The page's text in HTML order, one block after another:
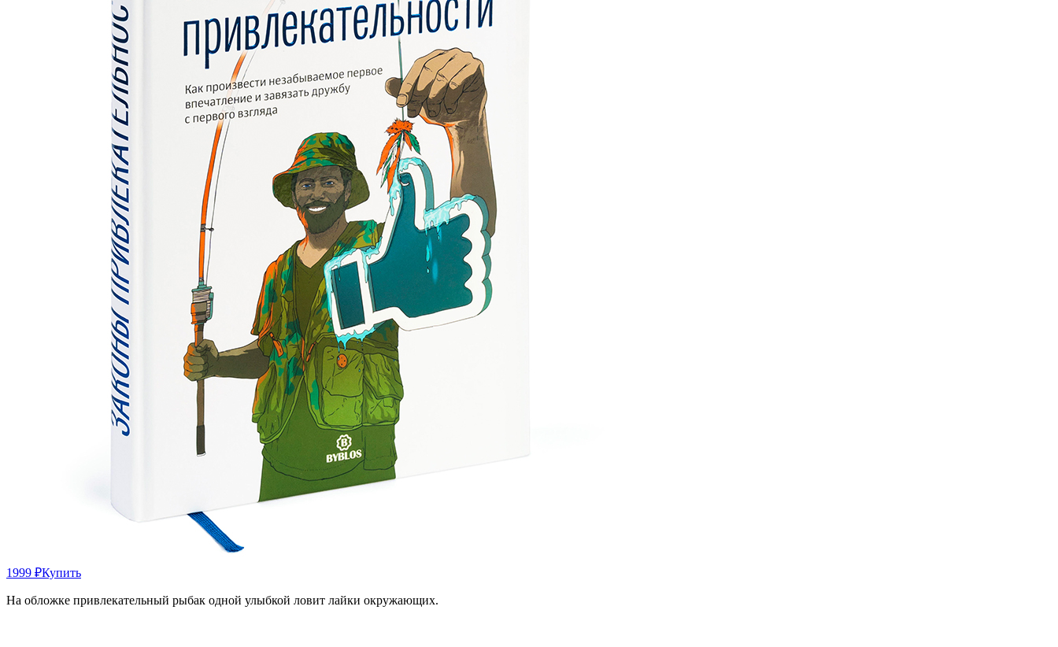
1999 ₽Купить
На обложке привлекательный рыбак одной улыбкой ловит лайки окружающих.